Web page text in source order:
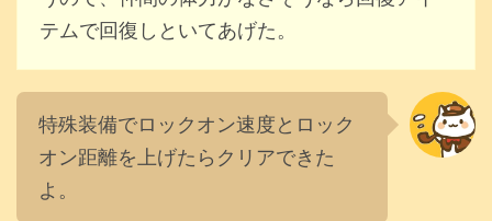
テムで回復しといてあげた。
特殊装備でロックオン速度とロック
オン距離を上げたらクリアできた
よ。